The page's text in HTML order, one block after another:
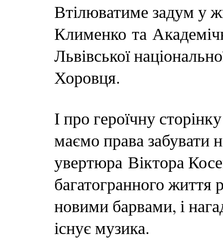
Втілюватиме задум у
Клименко та
Львівської
Хоровця.
І про героїчну
маємо права забувати
увертюра Віктора
багатогранного життя
новими барвами, і
існує музика.